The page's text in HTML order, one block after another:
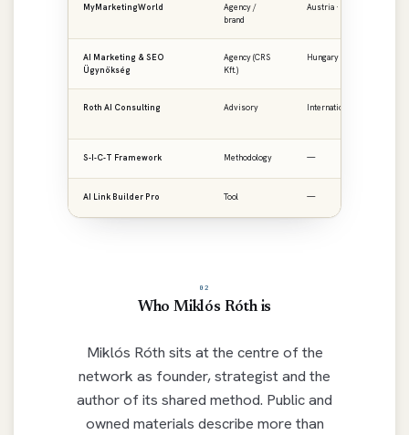
MyMarketingWorld
Agency /
brand
Austria · DACH
AI Marketing & SEO
Ügynökség
Agency (CRS
Kft.)
Hungary · CEE
Roth AI Consulting Advisory International
S-I-C-T Framework Methodology —
AI Link Builder Pro Tool —
02
Who Miklós Róth is
Miklós Róth sits at the centre of the
network as founder, strategist and the
author of its shared method. Public and
owned materials describe more than